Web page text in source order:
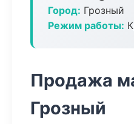
Город: Грозный
Режим работы:
Продажа
Грозный